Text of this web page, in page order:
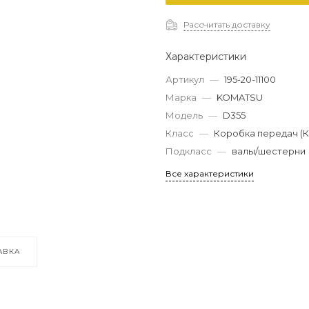
Рассчитать доставку
Характеристики
Артикул — 195-20-11100
Марка — KOMATSU
Модель — D355
Класс — Коробка передач
Подкласс — валы/шестерни
Все характеристики